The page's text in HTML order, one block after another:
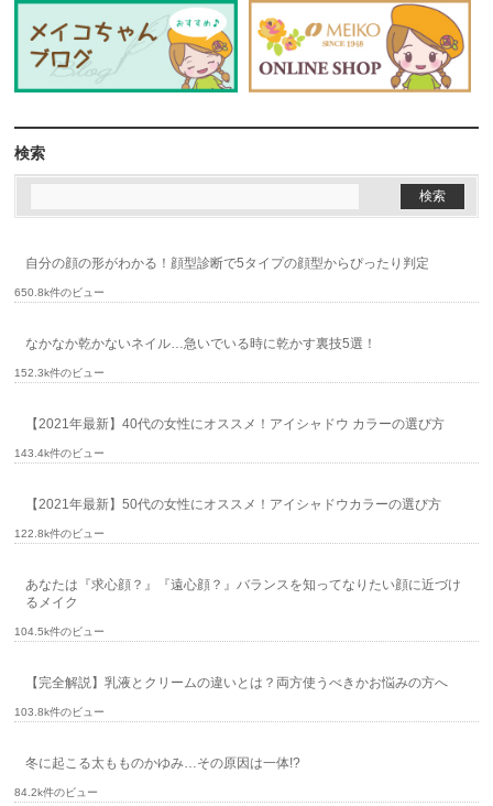
検索
自分の顔の形がわかる！顔型診断で5タイプの顔型からぴったり判定
650.8k件のビュー
なかなか乾かないネイル…急いでいる時に乾かす裏技5選！
152.3k件のビュー
【2021年最新】40代の女性にオススメ！アイシャドウ カラーの選び方
143.4k件のビュー
【2021年最新】50代の女性にオススメ！アイシャドウカラーの選び方
122.8k件のビュー
あなたは『求心顔？』『遠心顔？』バランスを知ってなりたい顔に近づけ
るメイク
104.5k件のビュー
【完全解説】乳液とクリームの違いとは？両方使うべきかお悩みの方へ
103.8k件のビュー
冬に起こる太もものかゆみ…その原因は一体!?
84.2k件のビュー